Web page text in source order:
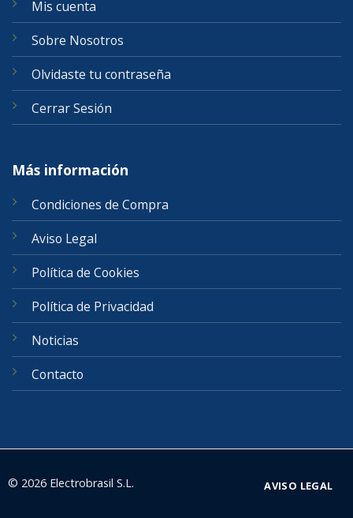
Mis cuenta
Sobre Nosotros
Olvidaste tu contraseña
Cerrar Sesión
Más información
Condiciones de Compra
Aviso Legal
Política de Cookies
Política de Privacidad
Noticias
Contacto
© 2026 Electrobrasil S.L. AVISO LEGAL